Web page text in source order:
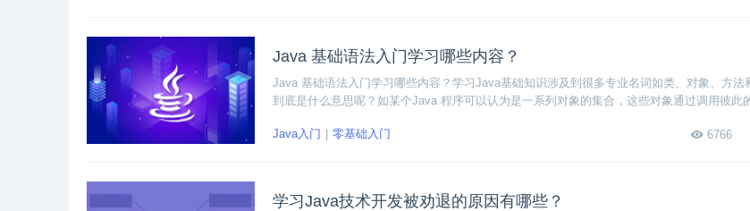
Java 基础语法入门学习哪些内容？
Java 基础语法入门学习哪些内容？学习Java基础知识涉及到很多专业名词如类、对象、方法
到底是什么意思呢？如某个Java 程序可以认为是一系列对象的集合，这些对象通过调用彼此
6766
Java入门 零基础入门
学习Java技术开发被劝退的原因有哪些？